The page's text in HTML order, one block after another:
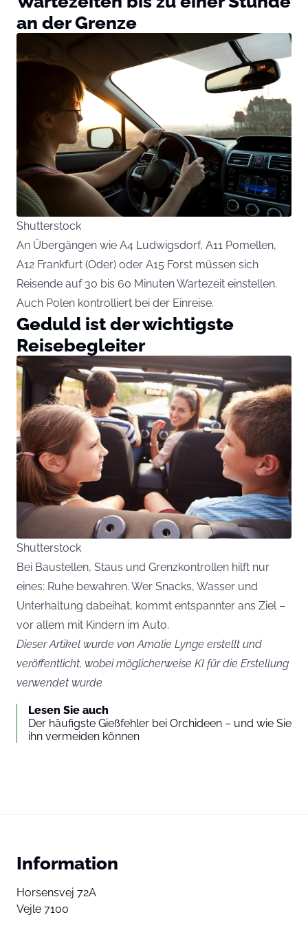
an der Grenze
Shutterstock
An Übergängen wie A4 Ludwigsdorf, A11 Pomellen,
A12 Frankfurt (Oder) oder A15 Forst müssen sich
Reisende auf 30 bis 60 Minuten Wartezeit einstellen.
Auch Polen kontrolliert bei der Einreise.
Geduld ist der wichtigste
Reisebegleiter
Shutterstock
Bei Baustellen, Staus und Grenzkontrollen hilft nur
eines: Ruhe bewahren. Wer Snacks, Wasser und
Unterhaltung dabeihat, kommt entspannter ans Ziel –
vor allem mit Kindern im Auto.
Dieser Artikel wurde von Amalie Lynge erstellt und
veröffentlicht, wobei möglicherweise KI für die Erstellung
verwendet wurde
Lesen Sie auch
Der häufigste Gießfehler bei Orchideen – und wie Sie
ihn vermeiden können
Information
Horsensvej 72A
Vejle 7100